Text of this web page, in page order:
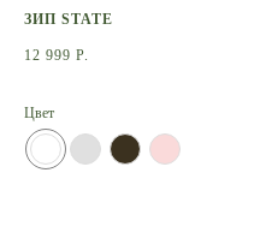
ЗИП STATE
12 999 Р.
Цвет